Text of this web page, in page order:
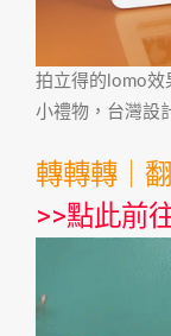
拍立得的lomo效
小禮物，台灣設
轉轉轉｜
>>點此前